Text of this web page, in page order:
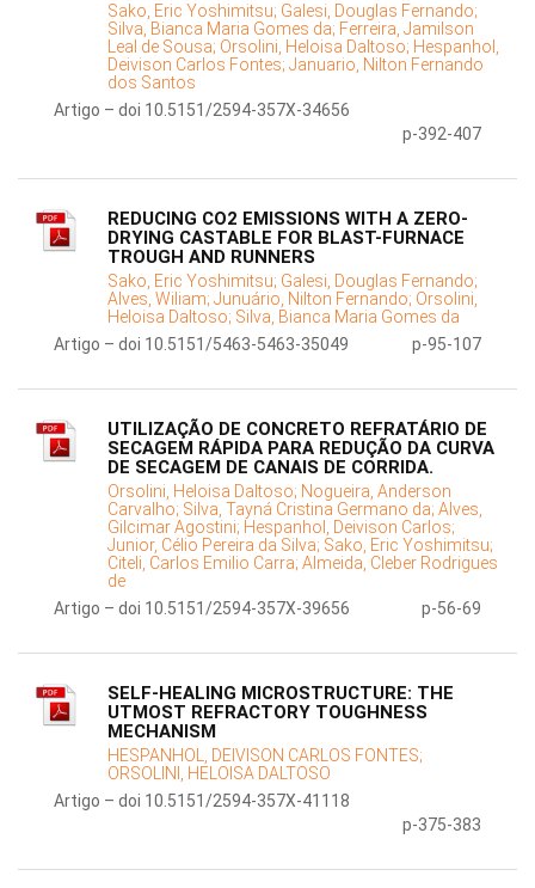
Sako, Eric Yoshimitsu; Galesi, Douglas Fernando;
Silva, Bianca Maria Gomes da; Ferreira, Jamilson
Leal de Sousa; Orsolini, Heloisa Daltoso; Hespanhol,
Deivison Carlos Fontes; Januario, Nilton Fernando
dos Santos
Artigo – doi 10.5151/2594-357X-34656
p-392-407
REDUCING CO2 EMISSIONS WITH A ZERO-
DRYING CASTABLE FOR BLAST-FURNACE
TROUGH AND RUNNERS
Sako, Eric Yoshimitsu; Galesi, Douglas Fernando;
Alves, Wiliam; Junuário, Nilton Fernando; Orsolini,
Heloisa Daltoso; Silva, Bianca Maria Gomes da
Artigo – doi 10.5151/5463-5463-35049
p-95-107
UTILIZAÇÃO DE CONCRETO REFRATÁRIO DE
SECAGEM RÁPIDA PARA REDUÇÃO DA CURVA
DE SECAGEM DE CANAIS DE CORRIDA.
Orsolini, Heloisa Daltoso; Nogueira, Anderson
Carvalho; Silva, Tayná Cristina Germano da; Alves,
Gilcimar Agostini; Hespanhol, Deivison Carlos;
Junior, Célio Pereira da Silva; Sako, Eric Yoshimitsu;
Citeli, Carlos Emilio Carra; Almeida, Cleber Rodrigues
de
Artigo – doi 10.5151/2594-357X-39656
p-56-69
SELF-HEALING MICROSTRUCTURE: THE
UTMOST REFRACTORY TOUGHNESS
MECHANISM
HESPANHOL, DEIVISON CARLOS FONTES;
ORSOLINI, HELOISA DALTOSO
Artigo – doi 10.5151/2594-357X-41118
p-375-383